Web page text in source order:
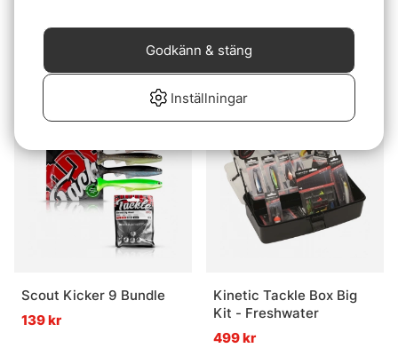
Nicklas Jonssons Must
1499 kr
Scout Shad Perch
Bundle
389 kr
Slutsåld
Scout Kicker 9 Bundle
139 kr
Kinetic Tackle Box Big
Kit - Freshwater
499 kr
Inställningar
Godkänn & stäng